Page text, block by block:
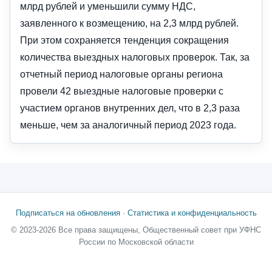
млрд рублей и уменьшили сумму НДС,
заявленного к возмещению, на 2,3 млрд рублей.
При этом сохраняется тенденция сокращения
количества выездных налоговых проверок. Так, за
отчетный период налоговые органы региона
провели 42 выездные налоговые проверки с
участием органов внутренних дел, что в 2,3 раза
меньше, чем за аналогичный период 2023 года.
Подписаться на обновления· Статистика и конфиденциальность
© 2023-2026 Все права защищены, Общественный совет при УФНС
России по Московской области